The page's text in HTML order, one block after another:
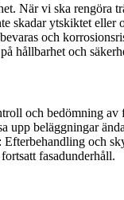
När vi ska rengöra
skadar ytskiktet
och
hållbarhet och
och bedömning
upp beläggningar
och
fasadunderhåll.